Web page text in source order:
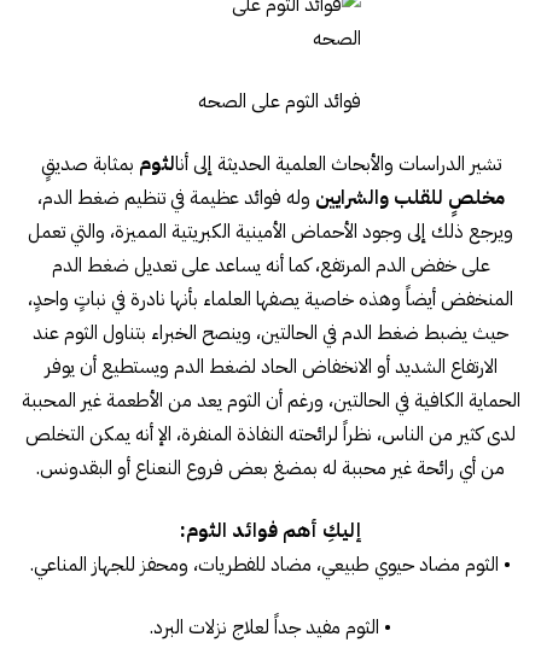
فوائد الثوم على الصحه
تشير الدراسات والأبحاث العلمية الحديثة إلى أنالثوم بمثابة صديقٍ
مخلصٍ للقلب والشرايين وله فوائد عظيمة في تنظيم ضغط الدم،
ويرجع ذلك إلى وجود الأحماض الأمينية الكبريتية المميزة، والتي تعمل
على خفض الدم المرتفع، كما أنه يساعد على تعديل ضغط الدم
المنخفض أيضاً وهذه خاصية يصفها العلماء بأنها نادرة في نباتٍ واحدٍ،
حيث يضبط ضغط الدم في الحالتين، وينصح الخبراء بتناول الثوم عند
الارتفاع الشديد أو الانخفاض الحاد لضغط الدم ويستطيع أن يوفر
الحماية الكافية في الحالتين، ورغم أن الثوم يعد من الأطعمة غير المحببة
لدى كثير من الناس، نظراً لرائحته النفاذة المنفرة، الإ أنه يمكن التخلص
من أي رائحة غير محببة له بمضغ بعض فروع النعناع أو البقدونس.
إليكِ أهم فوائد الثوم:
• الثوم مضاد حيوي طبيعي، مضاد للفطريات، ومحفز للجهاز المناعي.
• الثوم مفيد جداً لعلاج نزلات البرد.